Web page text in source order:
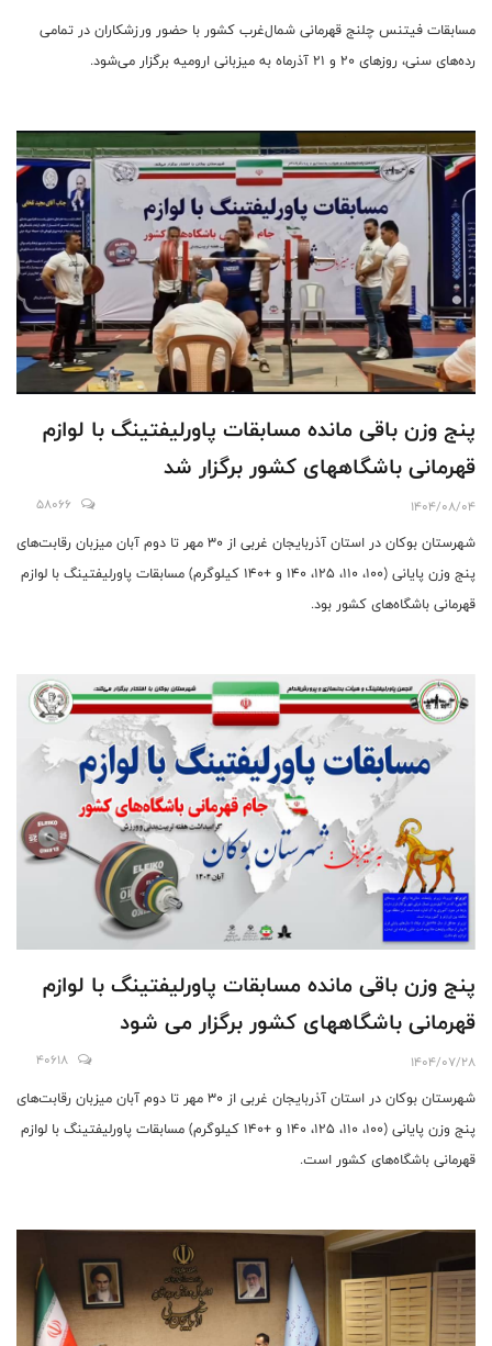
مسابقات فیتنس چلنج قهرمانی شمال‌غرب کشور با حضور ورزشکاران در تمامی
رده‌های سنی، روزهای ۲۰ و ۲۱ آذرماه به میزبانی ارومیه برگزار می‌شود.
پنج وزن باقی مانده مسابقات پاورلیفتینگ با لوازم
قهرمانی باشگاههای کشور برگزار شد
1404/08/04
58066
شهرستان بوکان در استان آذربایجان غربی از ۳۰ مهر تا دوم آبان میزبان رقابت‌های
پنج وزن پایانی (۱۰۰، ۱۱۰، ۱۲۵، ۱۴۰ و +۱۴۰ کیلوگرم) مسابقات پاورلیفتینگ با لوازم
قهرمانی باشگاه‌های کشور بود.
پنج وزن باقی مانده مسابقات پاورلیفتینگ با لوازم
قهرمانی باشگاههای کشور برگزار می شود
1404/07/28
40618
شهرستان بوکان در استان آذربایجان غربی از ۳۰ مهر تا دوم آبان میزبان رقابت‌های
پنج وزن پایانی (۱۰۰، ۱۱۰، ۱۲۵، ۱۴۰ و +۱۴۰ کیلوگرم) مسابقات پاورلیفتینگ با لوازم
قهرمانی باشگاه‌های کشور است.